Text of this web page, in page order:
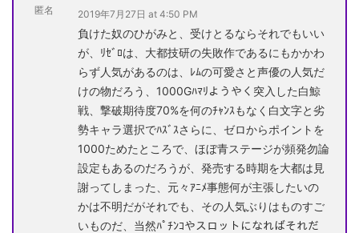
匿名 2019年7月27日 at 4:50 PM
負けた奴のひがみと、受けとるならそれでもいい
が、ﾘｾﾞﾛは、大都技研の失敗作であるにもかかわ
らず人気があるのは、ﾚﾑの可愛さと声優の人気だ
けの物だろう、1000Gﾊﾏﾘようやく突入した白鯨
戦、撃破期待度70%を何のﾁｬﾝｽもなく白文字と劣
勢キャラ選択でﾊｽﾞｽさらに、ゼロからポイントを
1000ためたところで、ほぼ青ステージが頻発勿論
設定もあるのだろうが、発売する時期を大都は見
謝ってしまった、元々ｱﾆﾒ事態何が主張したいの
かは不明だがそれでも、その人気ぶりはものすご
いものだ、当然ﾊﾟﾁﾝｺやスロットになればそれだ